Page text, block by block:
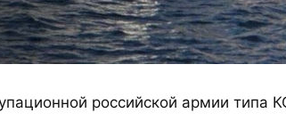
российской армии типа